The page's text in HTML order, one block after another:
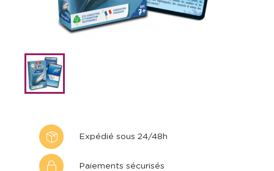
Expédié sous 24/48h
Paiements sécurisés